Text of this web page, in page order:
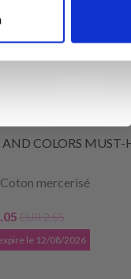
AND COLORS MUST-
mercerisé
EUR 2.55
le 12/08/2026
over onze